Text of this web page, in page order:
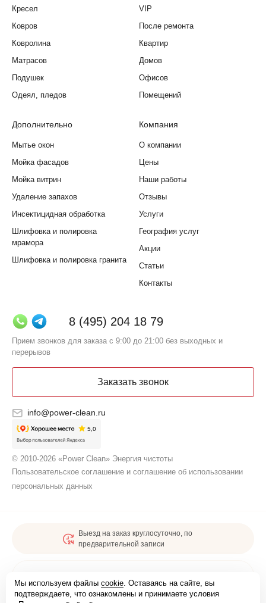
8 (495) 204 18 79
Прием звонков для заказа с 9:00 до 21:00 без выходных и
перерывов
Заказать звонок
info@power-clean.ru
© 2010-2026 «Power Clean» Энергия чистоты
Пользовательское соглашение и соглашение об использовании
персональных данных
Кресел
Ковров
Ковролина
Матрасов
Подушек
Одеял, пледов
VIP
После ремонта
Квартир
Домов
Офисов
Помещений
Дополнительно
Мытье окон
Мойка фасадов
Мойка витрин
Удаление запахов
Инсектицидная обработка
Шлифовка и полировка
мрамора
Шлифовка и полировка гранита
Компания
О компании
Цены
Наши работы
Отзывы
Услуги
География услуг
Акции
Статьи
Контакты
Выезд на заказ круглосуточно, по
предварительной записи
Мы используем файлы cookie. Оставаясь на сайте, вы
подтверждаете, что ознакомлены и принимаете условия